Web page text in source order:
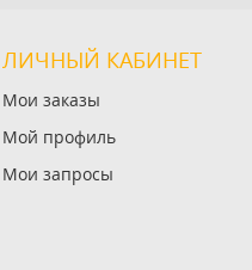
ЛИЧНЫЙ КАБИНЕТ
Мои заказы
Мой профиль
Мои запросы